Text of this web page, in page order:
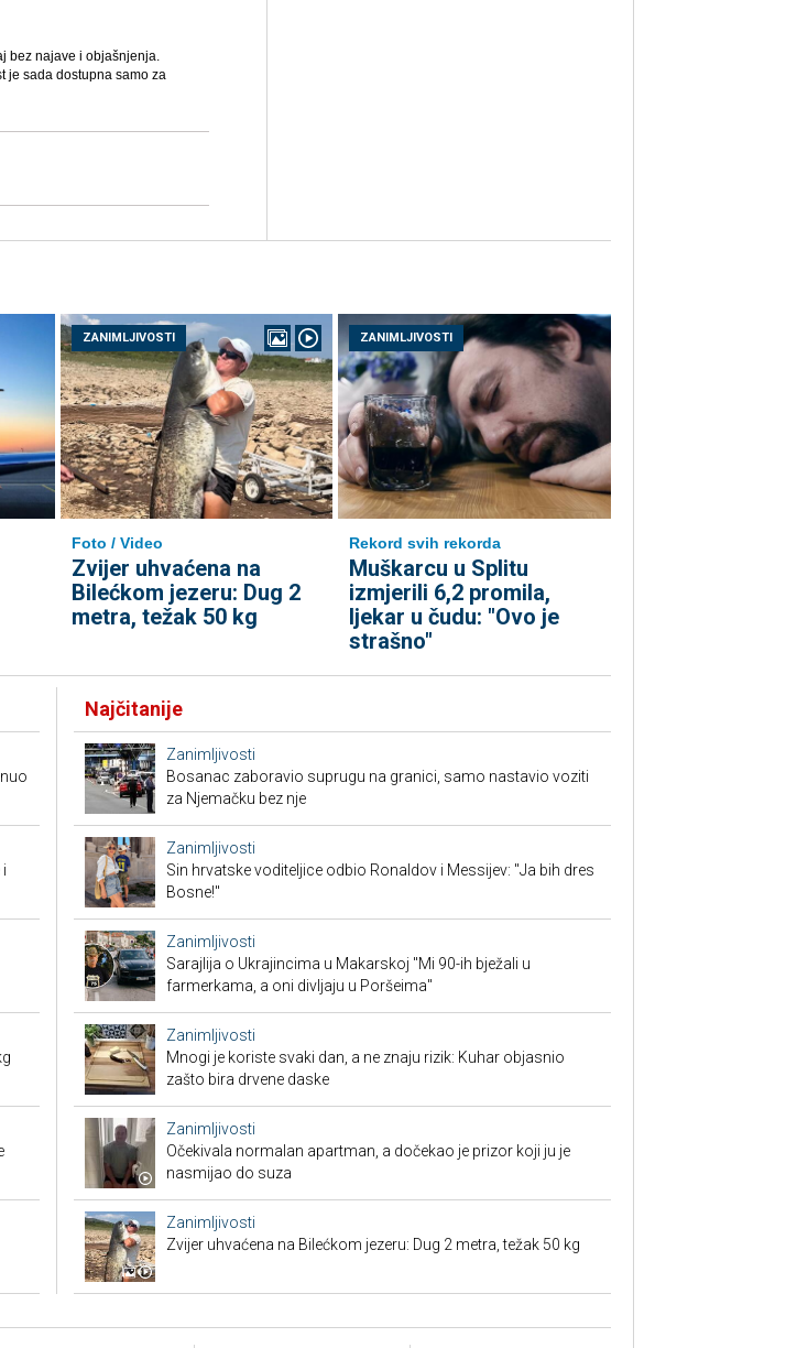
bez najave i objašnjenja.
je sada dostupna samo za
ZANIMLJIVOSTI
Foto / Video
Zvijer uhvaćena na
Bilećkom jezeru: Dug 2
metra, težak 50 kg
ZANIMLJIVOSTI
Rekord svih rekorda
Muškarcu u Splitu
izmjerili 6,2 promila,
ljekar u čudu: "Ovo je
strašno"
Najčitanije
Zanimljivosti
Bosanac zaboravio suprugu na granici, samo nastavio voziti
za Njemačku bez nje
Zanimljivosti
Sin hrvatske voditeljice odbio Ronaldov i Messijev: "Ja bih dres
Bosne!"
Zanimljivosti
Sarajlija o Ukrajincima u Makarskoj "Mi 90-ih bježali u
farmerkama, a oni divljaju u Poršeima"
Zanimljivosti
Mnogi je koriste svaki dan, a ne znaju rizik: Kuhar objasnio
zašto bira drvene daske
Zanimljivosti
Očekivala normalan apartman, a dočekao je prizor koji ju je
nasmijao do suza
Zanimljivosti
Zvijer uhvaćena na Bilećkom jezeru: Dug 2 metra, težak 50 kg